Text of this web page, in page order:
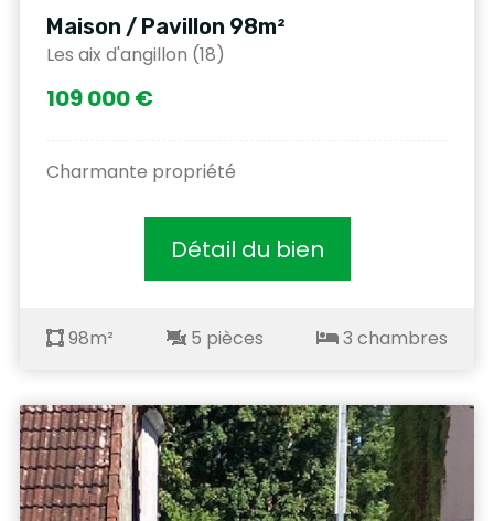
Maison / Pavillon 98m²
Les aix d'angillon (18)
109 000 €
Charmante propriété
Détail du bien
98m² 5 pièces 3 chambres